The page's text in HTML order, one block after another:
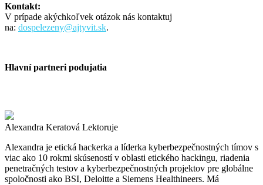
Kontakt:
V prípade akýchkoľvek otázok nás kontaktuj
na: dospelezeny@ajtyvit.sk.
Hlavní partneri podujatia
Alexandra Keratová Lektoruje
Alexandra je etická hackerka a líderka kyberbezpečnostných tímov s
viac ako 10 rokmi skúseností v oblasti etického hackingu, riadenia
penetračných testov a kyberbezpečnostných projektov pre globálne
spoločnosti ako BSI, Deloitte a Siemens Healthineers. Má